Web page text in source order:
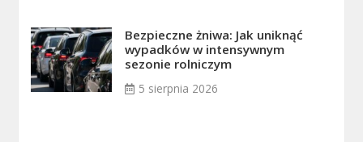
Bezpieczne żniwa: Jak uniknąć
wypadków w intensywnym
sezonie rolniczym
5 sierpnia 2026